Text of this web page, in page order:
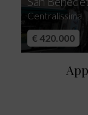
Centralissima
€ 420.000